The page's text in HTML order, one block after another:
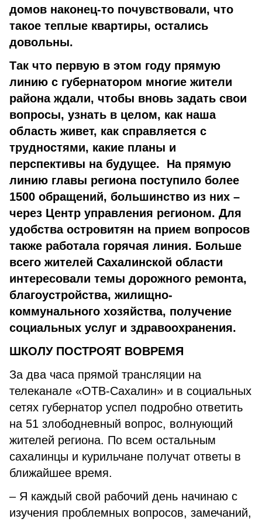
домов наконец-то почувствовали, что
такое теплые квартиры, остались
довольны.
Так что первую в этом году прямую
линию с губернатором многие жители
района ждали, чтобы вновь задать свои
вопросы, узнать в целом, как наша
область живет, как справляется с
трудностями, какие планы и
перспективы на будущее. На прямую
линию главы региона поступило более
1500 обращений, большинство из них –
через Центр управления регионом. Для
удобства островитян на прием вопросов
также работала горячая линия. Больше
всего жителей Сахалинской области
интересовали темы дорожного ремонта,
благоустройства, жилищно-
коммунального хозяйства, получение
социальных услуг и здравоохранения.
ШКОЛУ ПОСТРОЯТ ВОВРЕМЯ
За два часа прямой трансляции на
телеканале «ОТВ-Сахалин» и в социальных
сетях губернатор успел подробно ответить
на 51 злободневный вопрос, волнующий
жителей региона. По всем остальным
сахалинцы и курильчане получат ответы в
ближайшее время.
– Я каждый свой рабочий день начинаю с
изучения проблемных вопросов, замечаний,